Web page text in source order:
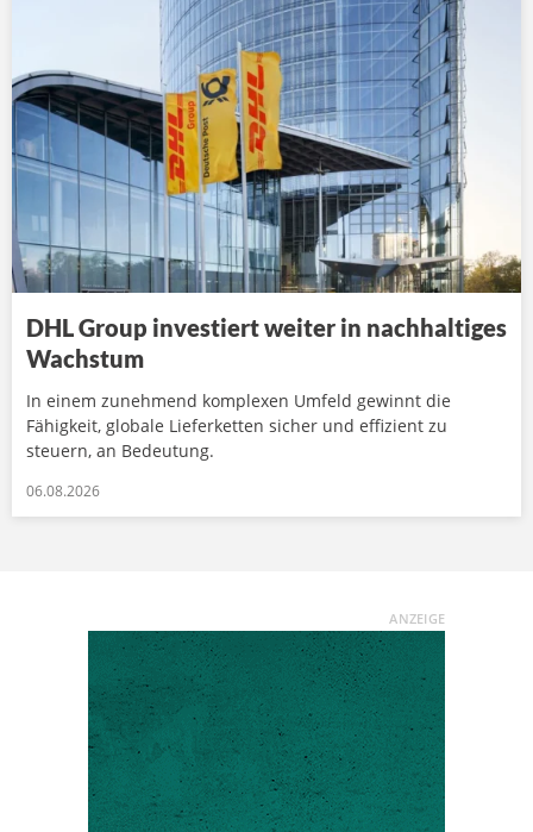
DHL Group investiert weiter in nachhaltiges
Wachstum
In einem zunehmend komplexen Umfeld gewinnt die
Fähigkeit, globale Lieferketten sicher und effizient zu
steuern, an Bedeutung.
06.08.2026
ANZEIGE